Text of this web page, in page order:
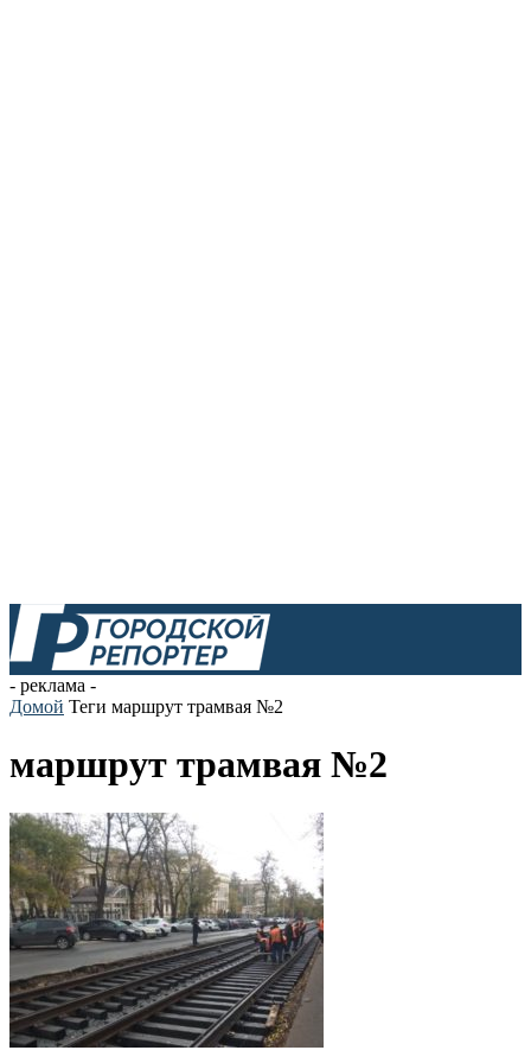
- реклама -
Домой Теги маршрут трамвая №2
маршрут трамвая №2